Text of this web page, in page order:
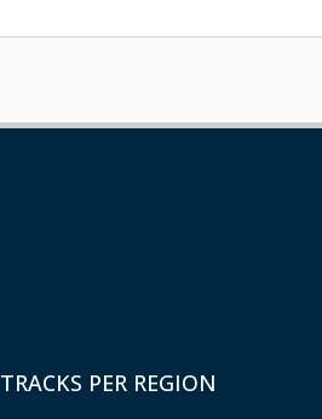
TRACKS PER REGION